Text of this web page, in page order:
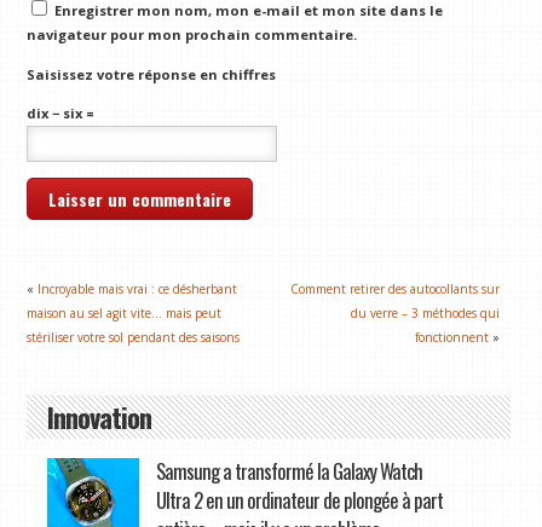
Enregistrer mon nom, mon e-mail et mon site dans le
navigateur pour mon prochain commentaire.
Saisissez votre réponse en chiffres
dix − six =
« Incroyable mais vrai : ce désherbant
maison au sel agit vite… mais peut
stériliser votre sol pendant des saisons
Comment retirer des autocollants sur
du verre – 3 méthodes qui
fonctionnent »
Innovation
Samsung a transformé la Galaxy Watch
Ultra 2 en un ordinateur de plongée à part